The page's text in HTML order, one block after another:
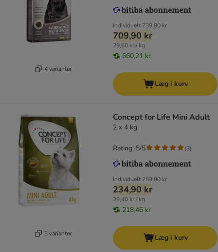
4 varianter
Individuelt 739,80 kr
709,90 kr
29,60 kr / kg
660,21 kr
Læg i kurv
3 varianter
Concept for Life Mini Adult
2 x 4 kg
Individuelt 259,80 kr
234,90 kr
29,40 kr / kg
218,46 kr
Rating: 5/5 (3)
Læg i kurv